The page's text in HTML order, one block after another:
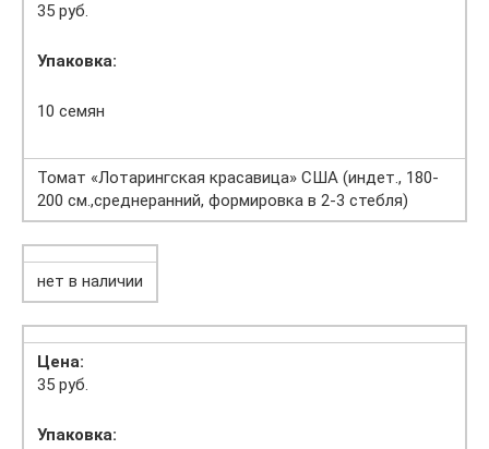
35 руб.
Упаковка:
10 семян
Томат «Лотарингская красавица» США (индет., 180-
200 см.,среднеранний, формировка в 2-3 стебля)
нет в наличии
Цена:
35 руб.
Упаковка: